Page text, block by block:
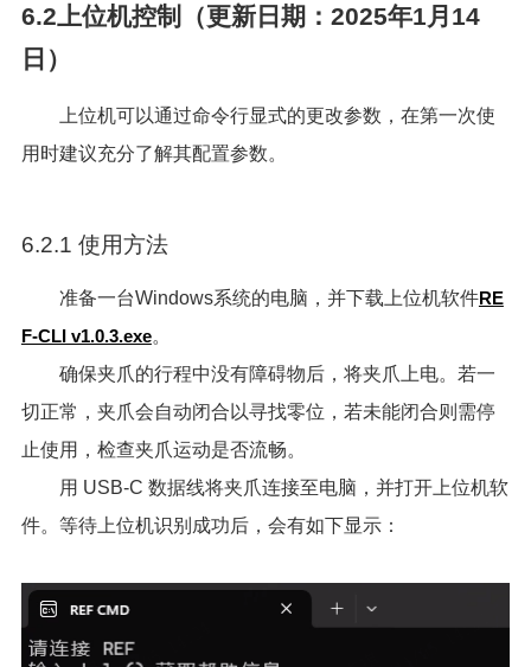
6.2上位机控制（更新日期：2025年1月14
日）
上位机可以通过命令行显式的更改参数，在第一次使
用时建议充分了解其配置参数。
6.2.1 使用方法
准备一台Windows系统的电脑，并下载上位机软件RE
F-CLI v1.0.3.exe。
确保夹爪的行程中没有障碍物后，将夹爪上电。若一
切正常，夹爪会自动闭合以寻找零位，若未能闭合则需停
止使用，检查夹爪运动是否流畅。
用 USB-C 数据线将夹爪连接至电脑，并打开上位机软
件。等待上位机识别成功后，会有如下显示：